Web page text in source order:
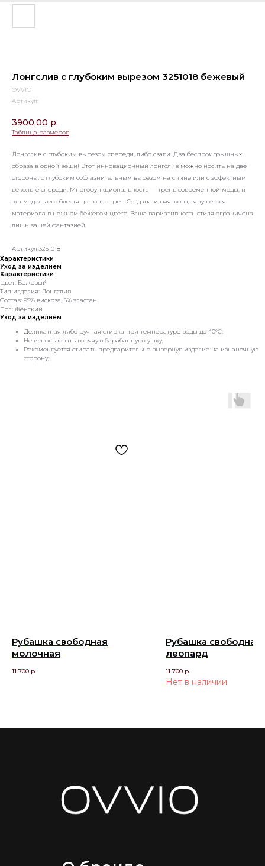
Лонгслив с глубоким вырезом 3251018 бежевый
OVVIO
Артикул:
3900,00 р.
Таблица размеров
Лонгслив с глубоким вырезом спереди, либо сзади. Два беспроигрышных
образа в одной вещи! Этот инновационный лонгслив можно носить на две
стороны: с глубоким соблазнительным вырезом на спине или с эффектным
декольте спереди. Многофункциональность — тренд современной моды, и
эта модель его блестяще воплощает. Создана из мягкого, тянущегося
материала в нежном бежевом цвете. Ваша вариативность стиля ограничена
лишь вашей фантазией.
Артикул 3251018
Характеристики
Уход за изделием
Характеристики
Цвет: Бежевый
Тип изделия: Лонгслив
Состав: 95% вискоза, 5% эластан
Пол: Женский
Уход за изделием
Деликатная либо ручная стирка при температуре воды до 40°C;
Не использовать горячую барабанную сушку;
Рекомендуется стирать предварительно вывернув изделие на изнаночную
сторону;
Рубашка свободная
молочная
11 700 р.
Рубашка свободная
леопард
11 700 р.
Нет в наличии